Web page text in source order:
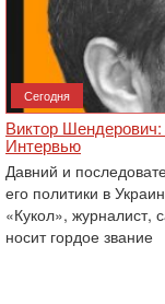
Сегодня
Виктор
Интервью
Давний и
его политики в
«Кукол», журналист,
носит гордое звание